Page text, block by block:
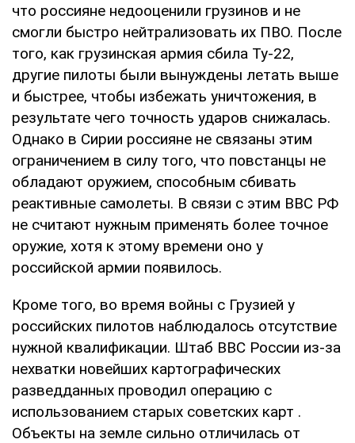
что россияне недооценили грузинов и не
смогли быстро нейтрализовать их ПВО. После
того, как грузинская армия сбила Ту-22,
другие пилоты были вынуждены летать выше
и быстрее, чтобы избежать уничтожения, в
результате чего точность ударов снижалась.
Однако в Сирии россияне не связаны этим
ограничением в силу того, что повстанцы не
обладают оружием, способным сбивать
реактивные самолеты. В связи с этим ВВС РФ
не считают нужным применять более точное
оружие, хотя к этому времени оно у
российской армии появилось.
Кроме того, во время войны с Грузией у
российских пилотов наблюдалось отсутствие
нужной квалификации. Штаб ВВС России из-за
нехватки новейших картографических
разведданных проводил операцию с
использованием старых советских карт .
Объекты на земле сильно отличилась от